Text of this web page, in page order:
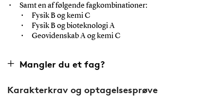
Samt en af følgende fagkombinationer:
Fysik B og kemi C
Fysik B og bioteknologi A
Geovidenskab A og kemi C
Mangler du et fag?
Karakterkrav og optagelsesprøve